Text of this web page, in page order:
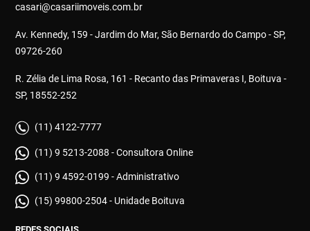
casari@casariimoveis.com.br
Av. Kennedy, 159 - Jardim do Mar, São Bernardo do Campo - SP,
09726-260
R. Zélia de Lima Rosa, 161 - Recanto das Primaveras I, Boituva -
SP, 18552-252
(11) 4122-7777
(11) 9 5213-2088 - Consultora Online
(11) 9 4592-0199 - Administrativo
(15) 99800-2504 - Unidade Boituva